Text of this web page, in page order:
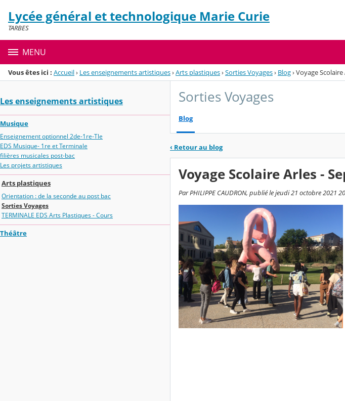
Menu de la rubrique
Contenu
Lycée général et technologique Marie Curie
TARBES
MENU
Vous êtes ici : Accueil› Les enseignements artistiques›Arts plastiques›Sorties Voyages› Blog›Voyage
Les enseignements artistiques
Musique
Enseignement optionnel 2de-1re-Tle
EDS Musique- 1re et Terminale
filières musicales post-bac
Les projets artistiques
Arts plastiques
Orientation : de la seconde au post bac
Sorties Voyages
TERMINALE EDS Arts Plastiques - Cours
Théâtre
Sorties Voyages
Blog
‹ Retour au blog
Voyage Scolaire Arles -
Par PHILIPPE CAUDRON, publié le jeudi 21 octobre 2021